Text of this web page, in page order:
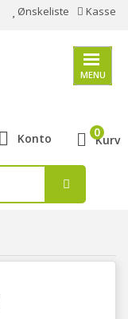
Ønskeliste Kasse
MENU
Konto Kurv
0